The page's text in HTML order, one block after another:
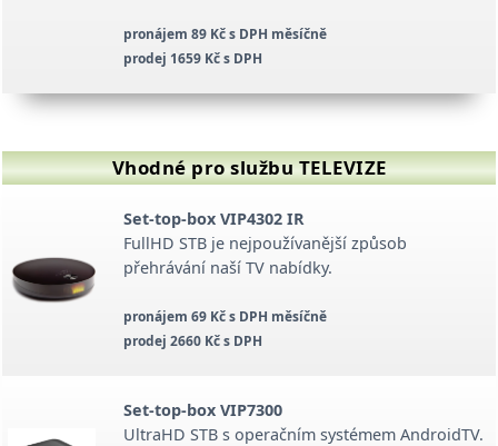
pronájem 89 Kč s DPH měsíčně
prodej 1659 Kč s DPH
Vhodné pro službu TELEVIZE
Set-top-box VIP4302 IR
FullHD STB je nejpoužívanější způsob
přehrávání naší TV nabídky.
pronájem 69 Kč s DPH měsíčně
prodej 2660 Kč s DPH
Set-top-box VIP7300
UltraHD STB s operačním systémem AndroidTV.